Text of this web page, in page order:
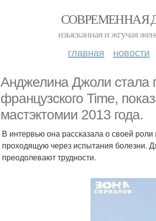
СОВРЕМЕННАЯ
изысканная и жгучая
главная новости
Анджелина Джоли стала
французского Time,
мастэктомии 2013 года.
В интервью она рассказала о своей
проходящую через испытания болезни.
преодолевают трудности.